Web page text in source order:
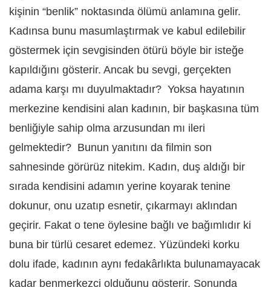
kişinin “benlik” noktasında ölümü anlamına gelir.
Kadınsa bunu masumlaştırmak ve kabul edilebilir
göstermek için sevgisinden ötürü böyle bir isteğe
kapıldığını gösterir. Ancak bu sevgi, gerçekten
adama karşı mı duyulmaktadır? Yoksa hayatının
merkezine kendisini alan kadının, bir başkasına tüm
benliğiyle sahip olma arzusundan mı ileri
gelmektedir? Bunun yanıtını da filmin son
sahnesinde görürüz nitekim. Kadın, duş aldığı bir
sırada kendisini adamın yerine koyarak tenine
dokunur, onu uzatıp esnetir, çıkarmayı aklından
geçirir. Fakat o tene öylesine bağlı ve bağımlıdır ki
buna bir türlü cesaret edemez. Yüzündeki korku
dolu ifade, kadının aynı fedakârlıkta bulunamayacak
kadar benmerkezci olduğunu gösterir. Sonunda